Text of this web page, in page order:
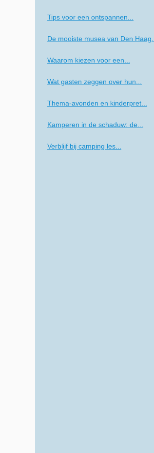
Tips voor een ontspannen...
De mooiste musea van Den Haag...
Waarom kiezen voor een...
Wat gasten zeggen over hun...
Thema-avonden en kinderpret...
Kamperen in de schaduw: de...
Verblijf bij camping les...